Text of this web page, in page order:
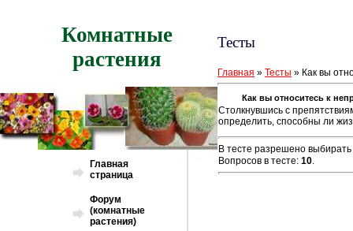
Комнатные
растения
Главная
страница
Форум
(комнатные
растения)
Тесты
Главная » Тесты » Как вы
Как вы относитесь к
Столкнувшись с
определить, способны ли
В тесте разрешено выбирать
Вопросов в тесте: 10.